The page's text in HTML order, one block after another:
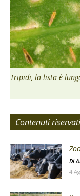
Tripidi, la lista è
Contenuti
Di
4